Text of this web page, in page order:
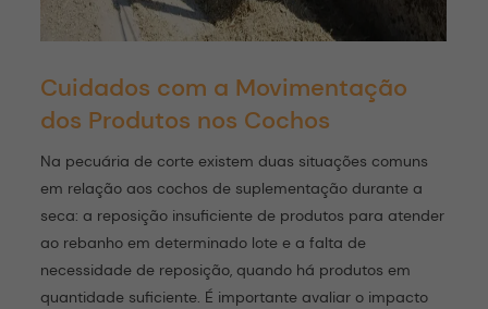
Cuidados com a Movimentação
dos Produtos nos Cochos
Na pecuária de corte existem duas situações comuns
em relação aos cochos de suplementação durante a
seca: a reposição insuficiente de produtos para atender
ao rebanho em determinado lote e a falta de
necessidade de reposição, quando há produtos em
quantidade suficiente. É importante avaliar o impacto